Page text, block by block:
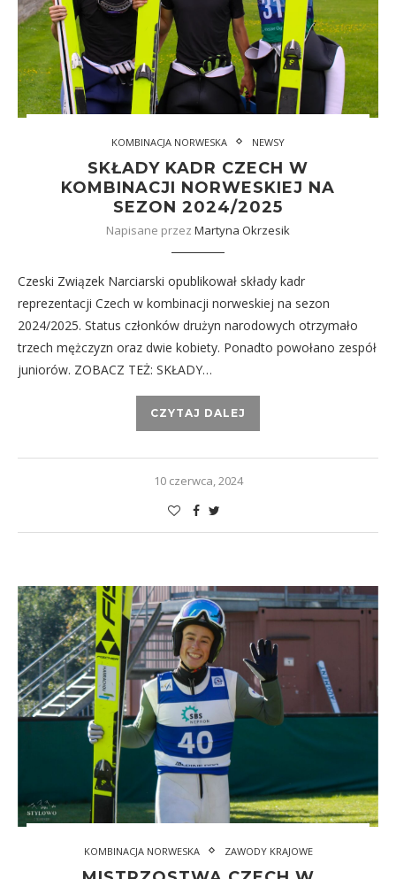
KOMBINACJA NORWESKA NEWSY
SKŁADY KADR CZECH W
KOMBINACJI NORWESKIEJ NA
SEZON 2024/2025
Napisane przez Martyna Okrzesik
Czeski Związek Narciarski opublikował składy kadr
reprezentacji Czech w kombinacji norweskiej na sezon
2024/2025. Status członków drużyn narodowych otrzymało
trzech mężczyzn oraz dwie kobiety. Ponadto powołano zespół
juniorów. ZOBACZ TEŻ: SKŁADY…
CZYTAJ DALEJ
10 czerwca, 2024
KOMBINACJA NORWESKA ZAWODY KRAJOWE